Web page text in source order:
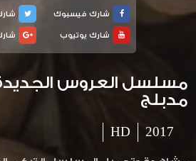
شارك فيسبوك
شارك يوتيوب
مدبلج
2017
HD